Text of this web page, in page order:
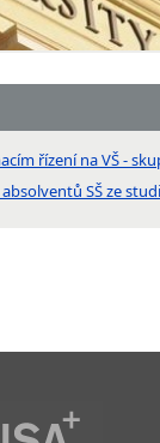
řízení na VŠ -
SŠ ze